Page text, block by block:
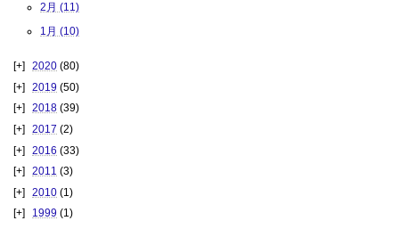
2月 (11)
1月 (10)
2020 (80)
2019 (50)
2018 (39)
2017 (2)
2016 (33)
2011 (3)
2010 (1)
1999 (1)